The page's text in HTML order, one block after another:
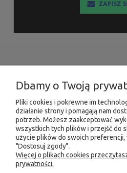
ZAPISZ
MOJE
KONTAKT
Dbamy o Twoją
Pliki cookies i pokrewne im
działanie strony i pomagają nam
potrzeb. Możesz zaakceptować
wszystkich tych plików i przejść do
użycie plików do swoich preferencji,
"Dostosuj zgody".
Więcej o plikach cookies
prywatności.